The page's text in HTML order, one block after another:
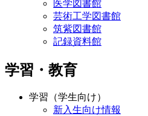
医学図書館
芸術工学図書館
筑紫図書館
記録資料館
学習・教育
学習（学生向け）
新入生向け情報